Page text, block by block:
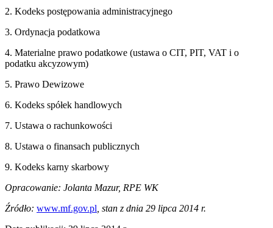
2. Kodeks postępowania administracyjnego
3. Ordynacja podatkowa
4. Materialne prawo podatkowe (ustawa o CIT, PIT, VAT i o
podatku akcyzowym)
5. Prawo Dewizowe
6. Kodeks spółek handlowych
7. Ustawa o rachunkowości
8. Ustawa o finansach publicznych
9. Kodeks karny skarbowy
Opracowanie: Jolanta Mazur, RPE WK
Źródło: www.mf.gov.pl , stan z dnia 29 lipca 2014 r.